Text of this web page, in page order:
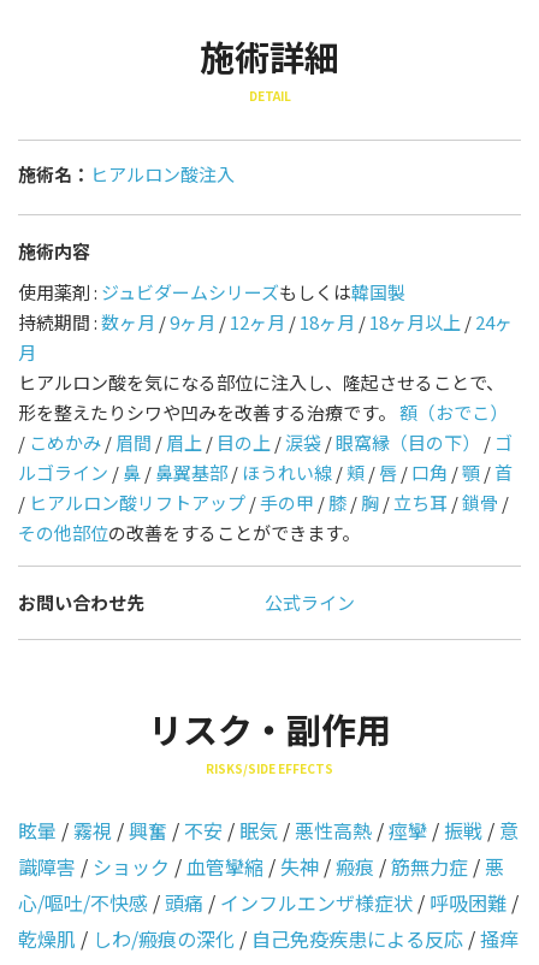
施術詳細
DETAIL
施術名： ヒアルロン酸注入
施術内容
使用薬剤 : ジュビダームシリーズもしくは韓国製
持続期間 :数ヶ月 /9ヶ月 /12ヶ月 /18ヶ月 /18ヶ月以上 /24ヶ
月
ヒアルロン酸を気になる部位に注入し、隆起させることで、
形を整えたりシワや凹みを改善する治療です。 額（おでこ）
/ こめかみ/眉間 /眉上 / 目の上 /涙袋/眼窩縁（目の下） / ゴ
ルゴライン /鼻/鼻翼基部/ ほうれい線/頬/唇/口角 /顎/首
/ ヒアルロン酸リフトアップ/手の甲 /膝/胸/立ち耳/鎖骨 /
その他部位の改善をすることができます。
お問い合わせ先 公式ライン
リスク・副作用
RISKS/SIDE EFFECTS
眩暈 /霧視 /興奮 / 不安 / 眠気 /悪性高熱 /痙攣 /振戦 / 意
識障害 / ショック /血管攣縮 /失神 /瘢痕 /筋無力症 /悪
心/嘔吐/不快感 /頭痛 / インフルエンザ様症状 / 呼吸困難 /
乾燥肌 / しわ/瘢痕の深化 / 自己免疫疾患による反応 /掻痒